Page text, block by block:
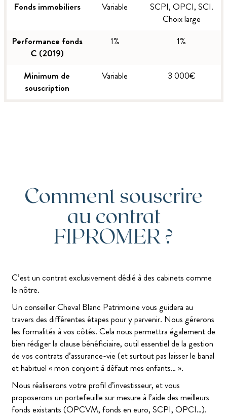
Fonds immobiliers Variable
SCPI, OPCI, SCI.
Choix large
Performance fonds
€ (2019)
1% 1%
Minimum de
souscription
Variable 3 000€
Comment souscrire
au contrat
FIPROMER ?
C’est un contrat exclusivement dédié à des cabinets comme
le nôtre.
Un conseiller Cheval Blanc Patrimoine vous guidera au
travers des différentes étapes pour y parvenir. Nous gérerons
les formalités à vos côtés. Cela nous permettra également de
bien rédiger la clause bénéficiaire, outil essentiel de la gestion
de vos contrats d’assurance-vie (et surtout pas laisser le banal
et habituel « mon conjoint à défaut mes enfants… ».
Nous réaliserons votre profil d’investisseur, et vous
proposerons un portefeuille sur mesure à l’aide des meilleurs
fonds existants (OPCVM, fonds en euro, SCPI, OPCI…).